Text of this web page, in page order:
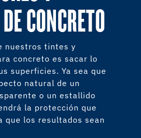
CONCRETO
nuestros tintes y
concreto es sacar lo
superficies. Ya sea que
natural de un
o un estallido
la protección que
que los resultados sean